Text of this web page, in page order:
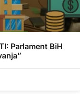
Parlament BiH